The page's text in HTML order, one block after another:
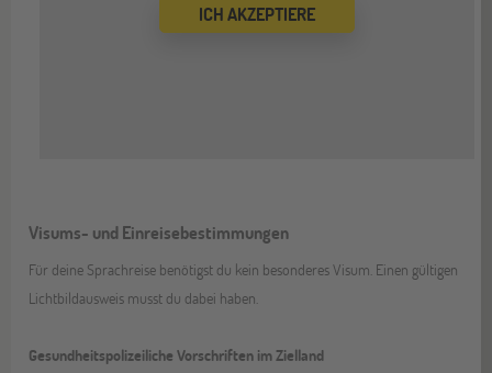
ICH AKZEPTIERE
Visums- und Einreisebestimmungen
Für deine Sprachreise benötigst du kein besonderes Visum. Einen gültigen
Lichtbildausweis musst du dabei haben.
Gesundheitspolizeiliche Vorschriften im Zielland